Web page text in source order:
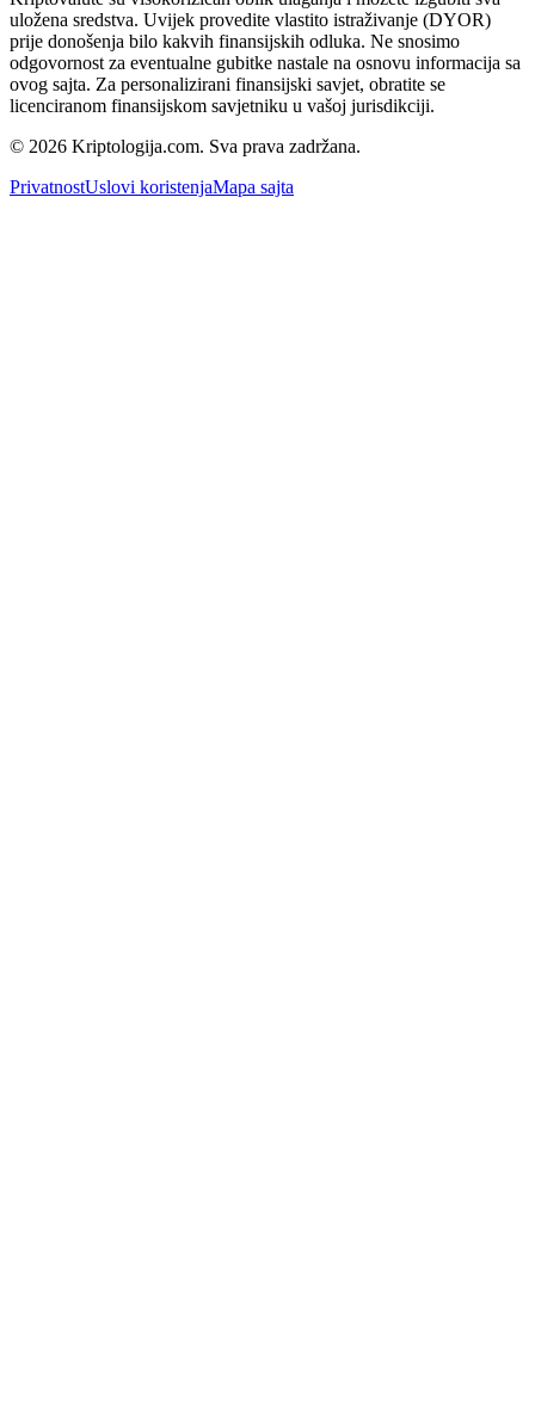
uložena sredstva. Uvijek provedite vlastito istraživanje (DYOR)
prije donošenja bilo kakvih finansijskih odluka. Ne snosimo
odgovornost za eventualne gubitke nastale na osnovu informacija sa
ovog sajta. Za personalizirani finansijski savjet, obratite se
licenciranom finansijskom savjetniku u vašoj jurisdikciji.
© 2026 Kriptologija.com. Sva prava zadržana.
PrivatnostUslovi koristenjaMapa sajta